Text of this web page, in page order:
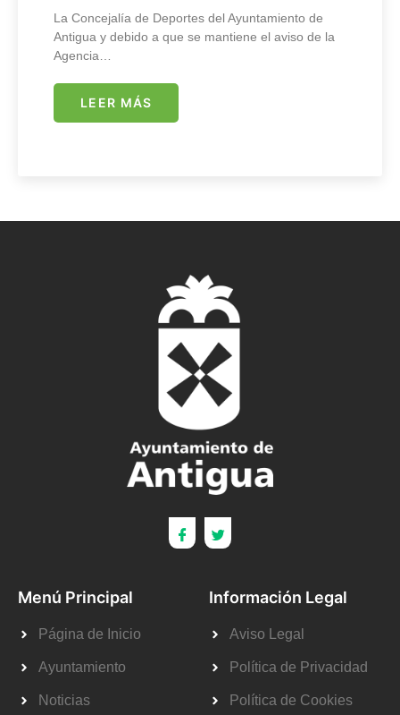
La Concejalía de Deportes del Ayuntamiento de
Antigua y debido a que se mantiene el aviso de la
Agencia…
LEER MÁS
Menú Principal
Página de Inicio
Ayuntamiento
Noticias
Información Legal
Aviso Legal
Política de Privacidad
Política de Cookies